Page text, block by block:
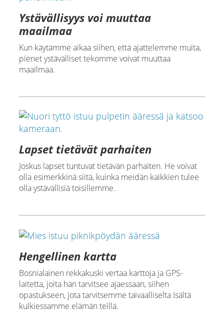
Ystävällisyys voi muuttaa
maailmaa
Kun käytämme aikaa siihen, että ajattelemme muita,
pienet ystävälliset tekomme voivat muuttaa
maailmaa.
Lapset tietävät parhaiten
Joskus lapset tuntuvat tietävän parhaiten. He voivat
olla esimerkkinä siitä, kuinka meidän kaikkien tulee
olla ystävällisiä toisillemme.
Hengellinen kartta
Bosnialainen rekkakuski vertaa karttoja ja GPS-
laitetta, joita hän tarvitsee ajaessaan, siihen
opastukseen, jota tarvitsemme taivaalliselta Isältä
kulkiessamme elämän teillä.